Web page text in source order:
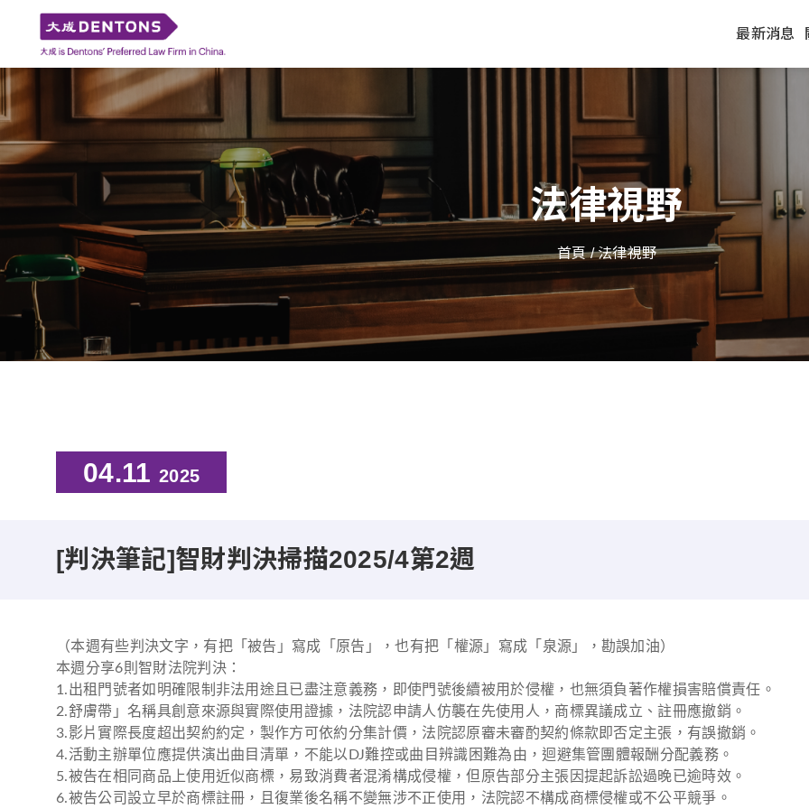
最新消息
法律視野
首頁/ 法律視野
04.11 2025
[判決筆記]智財判決掃描2025/4第2週
（本週有些判決文字，有把「被告」寫成「原告」，也有把「權源」寫成「泉源」，勘誤加油）
本週分享6則智財法院判決：
1.出租門號者如明確限制非法用途且已盡注意義務，即使門號後續被用於侵權，也無須負著作權損害賠償責任。
2.舒膚帶」名稱具創意來源與實際使用證據，法院認申請人仿襲在先使用人，商標異議成立、註冊應撤銷。
3.影片實際長度超出契約約定，製作方可依約分集計價，法院認原審未審酌契約條款即否定主張，有誤撤銷。
4.活動主辦單位應提供演出曲目清單，不能以DJ難控或曲目辨識困難為由，迴避集管團體報酬分配義務。
5.被告在相同商品上使用近似商標，易致消費者混淆構成侵權，但原告部分主張因提起訴訟過晚已逾時效。
6.被告公司設立早於商標註冊，且復業後名稱不變無涉不正使用，法院認不構成商標侵權或不公平競爭。